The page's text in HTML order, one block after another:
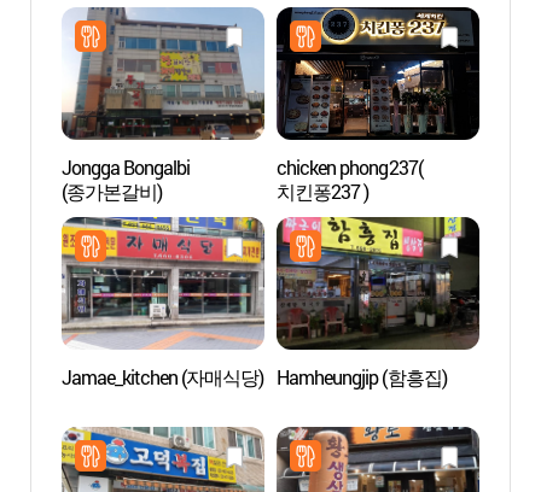
Branch (백채김치찌개
송탄쇼핑로)
Jongga Bongalbi
(종가본갈비)
chicken phong237(
치킨퐁237 )
Jamae_kitchen (자매식당) Hamheungjip (함흥집)